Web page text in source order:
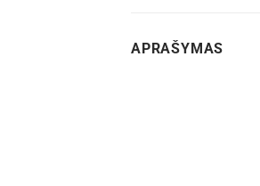
APRAŠYMAS